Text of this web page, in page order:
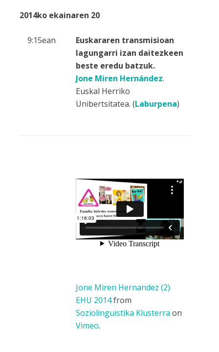
2014ko ekainaren 20
9:15ean
Euskararen transmisioan
lagungarri izan daitezkeen
beste eredu batzuk.
Jone Miren Hernández.
Euskal Herriko
Unibertsitatea. (Laburpena)
Jone Miren Hernandez (2)
EHU 2014from
Soziolinguistika Klusterra on
Vimeo.